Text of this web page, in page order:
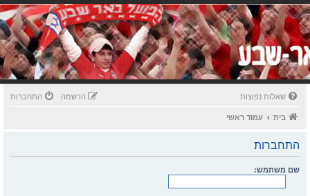
שאלות נפוצות התחברות הרשמה
בית עמוד ראשי
התחברות
שם משתמש: